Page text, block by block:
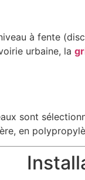
à fente
urbaine, la
sont
en